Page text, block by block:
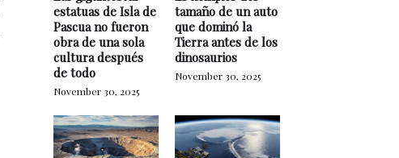
estatuas de Isla de
Pascua no fueron
obra de una sola
cultura después
de todo
November 30, 2025
tamaño de un auto
que dominó la
Tierra antes de los
dinosaurios
November 30, 2025